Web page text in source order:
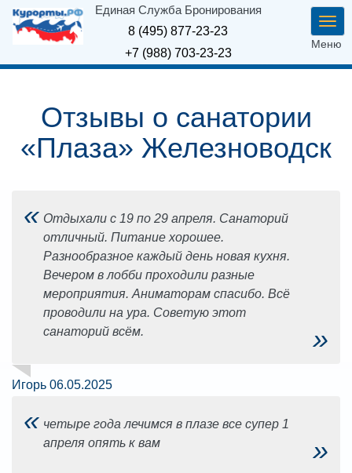
Единая Служба Бронирования
8 (495) 877-23-23
+7 (988) 703-23-23
Меню
Отзывы о санатории
«Плаза» Железноводск
« Отдыхали с 19 по 29 апреля. Санаторий
отличный. Питание хорошее.
Разнообразное каждый день новая кухня.
Вечером в лобби проходили разные
мероприятия. Аниматорам спасибо. Всё
проводили на ура. Советую этот
санаторий всём.
»
Игорь 06.05.2025
« четыре года лечимся в плазе все супер 1
апреля опять к вам
»